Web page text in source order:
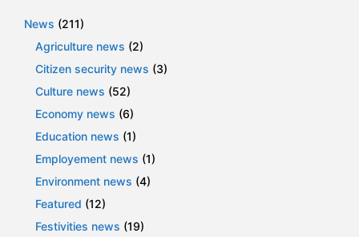
News (211)
Agriculture news (2)
Citizen security news (3)
Culture news (52)
Economy news (6)
Education news (1)
Employement news (1)
Environment news (4)
Featured (12)
Festivities news (19)